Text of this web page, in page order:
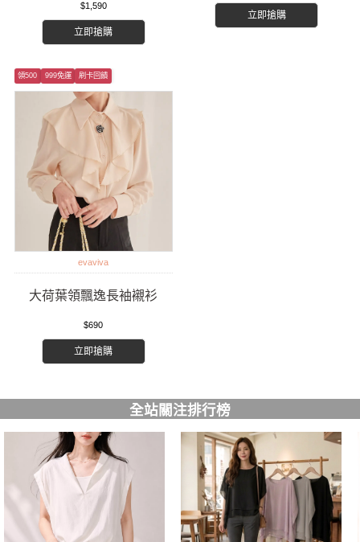
$1,590
立即搶購
立即搶購
領500 999免運 刷卡回饋
evaviva
大荷葉領飄逸長袖襯衫
$690
立即搶購
全站關注排行榜